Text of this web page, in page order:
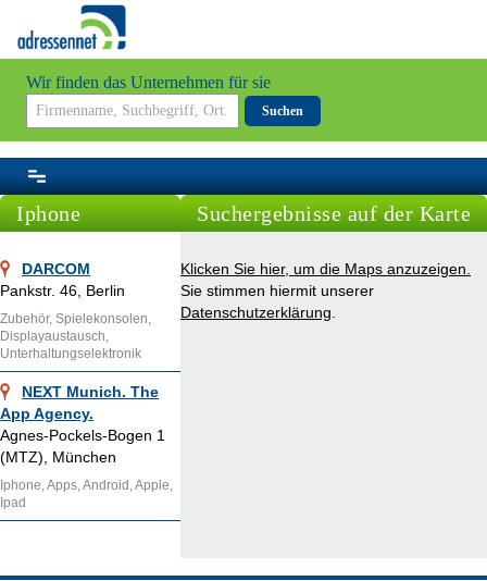
Wir finden das Unternehmen für sie
Suchen
Iphone
DARCOM
Pankstr. 46, Berlin
Zubehör, Spielekonsolen,
Displayaustausch,
Unterhaltungselektronik
NEXT Munich. The
App Agency.
Agnes-Pockels-Bogen 1
(MTZ), München
Iphone, Apps, Android, Apple,
Ipad
Suchergebnisse auf der Karte
Klicken Sie hier, um die Maps anzuzeigen.
Sie stimmen hiermit unserer
Datenschutzerklärung